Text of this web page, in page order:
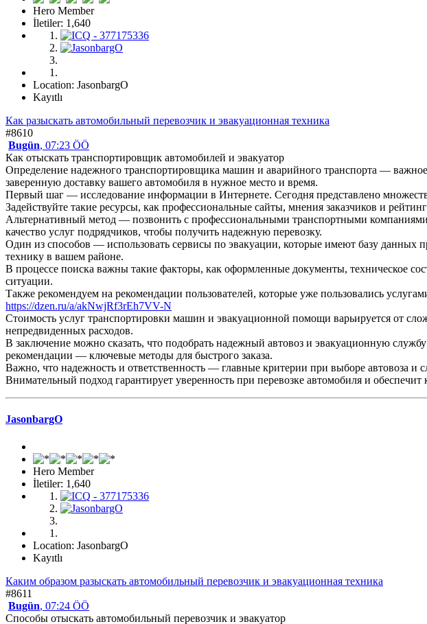
Hero Member
İletiler: 1,640
Location: JasonbargO
Kayıtlı
Как разыскать автомобильный перевозчик и эвакуационная техника
#8610
Bugün, 07:23 ÖÖ
Как отыскать транспортировщик автомобилей и эвакуатор
Определение надежного транспортировщика машин и аварийного транспорта —
заверенную доставку вашего автомобиля в нужное место и время.
Первый шаг — исследование информации в Интернете. Сегодня представлено
Задействуйте такие ресурсы, как профессиональные сайты, мнения заказчиков и
Альтернативный метод — позвонить с профессиональными транспортными
качество услуг подрядчиков, чтобы получить надежную перевозку.
Один из способов — использовать сервисы по эвакуации, которые имеют базу данных
технику в вашем районе.
В процессе поиска важны такие факторы, как оформленные документы, техническое
ситуации.
Также рекомендуем на рекомендации пользователей, которые уже пользовались
https://dzen.ru/a/akNwjRf3rEh7VV-N
Стоимость услуг транспортировки машин и эвакуационной помощи варьируется от
непредвиденных расходов.
В заключение можно сказать, что подобрать надежный автовоз и эвакуационную
рекомендации — ключевые методы для быстрого заказа.
Важно, что надежность и ответственность — главные критерии при выборе автовоза и
Внимательный подход гарантирует уверенность при перевозке автомобиля и обеспечит
JasonbargO
Hero Member
İletiler: 1,640
Location: JasonbargO
Kayıtlı
Каким образом разыскать автомобильный перевозчик и эвакуационная техника
#8611
Bugün, 07:24 ÖÖ
Способы отыскать автомобильный перевозчик и эвакуатор